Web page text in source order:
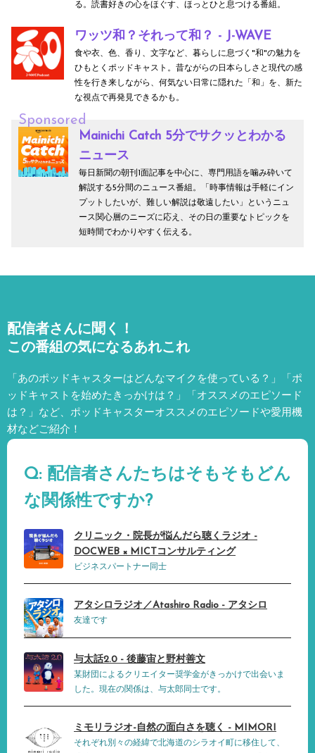
る。読書好きの心をほぐす、ほっとひと息つける番組。
ワッツ和？それって和？ - J-WAVE
食や衣、色、香り、文字など、暮らしに息づく"和"の魅力を
ひもとくポッドキャスト。昔ながらの日本らしさと現代の感
性を行き来しながら、何気ない日常に隠れた「和」を、新た
な視点で再発見できるかも。
Sponsored
Mainichi Catch 5分でサクッとわかる
ニュース
毎日新聞の朝刊1面記事を中心に、専門用語を噛み砕いて
解説する5分間のニュース番組。「時事情報は手軽にイン
プットしたいが、難しい解説は敬遠したい」というニュ
ース関心層のニーズに応え、その日の重要なトピックを
短時間でわかりやすく伝える。
配信者さんに聞く！
この番組の気になるあれこれ
「あのポッドキャスターはどんなマイクを使っている？」「ポ
ッドキャストを始めたきっかけは？」「オススメのエピソード
は？」など、 ポッドキャスターオススメのエピソードや愛用機
材などご紹介！
Q: 配信者さんたちはそもそもどん
な関係性ですか?
クリニック・院長が悩んだら聴くラジオ -
DOCWEB × MICTコンサルティング
ビジネスパートナー同士
アタシロラジオ／Atashiro Radio - アタシロ
友達です
与太話2.0 - 後藤宙と野村善文
某財団によるクリエイター奨学金がきっかけで出会いま
した。現在の関係は、与太郎同士です。
ミモリラジオ-自然の面白さを聴く - MIMORI
それぞれ別々の経緯で北海道のシラオイ町に移住して、